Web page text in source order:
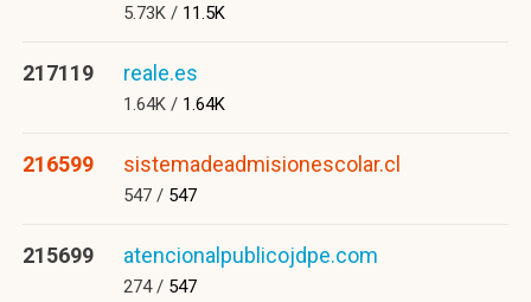
5.73K / 11.5K
217119 reale.es
1.64K / 1.64K
216599 sistemadeadmisionescolar.cl
547 / 547
215699 atencionalpublicojdpe.com
274 / 547